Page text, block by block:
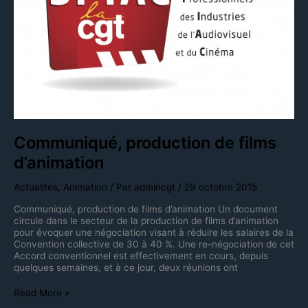
Communiqué, production de films
d’animation
Actualités Animation / Par admincgt / 29 octobre 2015
Communiqué, production de films d’animation Un document
circule dans le secteur de la production de films d’animation
pour évoquer une négociation visant à réduire les salaires de la
Convention collective de 30 à 40 %. Une re-négociation de cet
Accord conventionnel est effectivement en cours, depuis
quelques semaines, et à ce jour, deux réunions ont
Read More »